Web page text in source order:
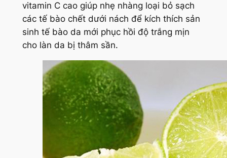
vitamin C cao giúp nhẹ nhàng loại bỏ sạch
các tế bào chết dưới nách để kích thích sản
sinh tế bào da mới phục hồi độ trắng mịn
cho làn da bị thâm sần.